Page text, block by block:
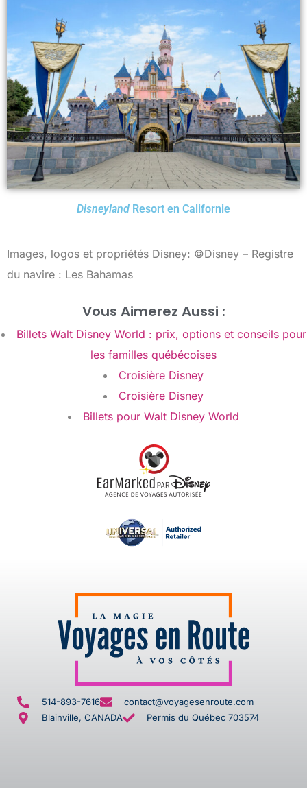
Disneyland Resort en Californie
Images, logos et propriétés Disney: ©Disney – Registre
du navire : Les Bahamas
Vous Aimerez Aussi :
Billets Walt Disney World : prix, options et conseils pour
les familles québécoises
Croisière Disney
Croisière Disney
Billets pour Walt Disney World
514-893-7616
contact@voyagesenroute.com
Blainville, CANADA
Permis du Québec 703574